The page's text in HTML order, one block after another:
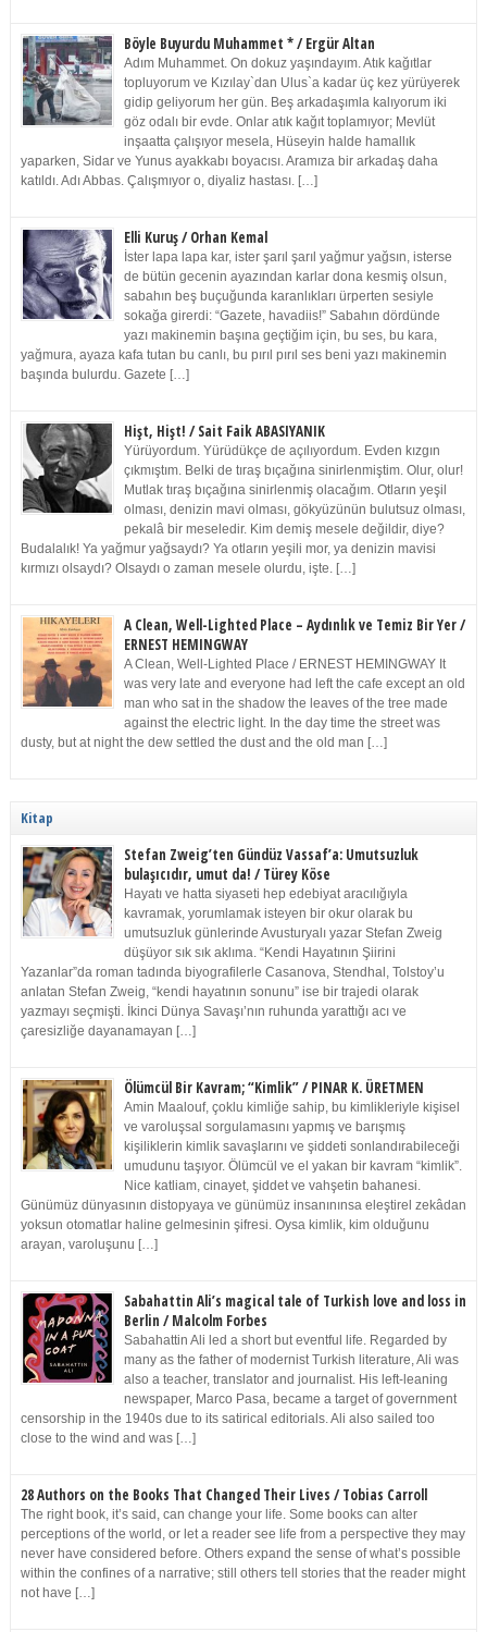
Böyle Buyurdu Muhammet * / Ergür Altan
Adım Muhammet. On dokuz yaşındayım. Atık kağıtlar
topluyorum ve Kızılay`dan Ulus`a kadar üç kez yürüyerek
gidip geliyorum her gün. Beş arkadaşımla kalıyorum iki
göz odalı bir evde. Onlar atık kağıt toplamıyor; Mevlüt
inşaatta çalışıyor mesela, Hüseyin halde hamallık
yaparken, Sidar ve Yunus ayakkabı boyacısı. Aramıza bir arkadaş daha
katıldı. Adı Abbas. Çalışmıyor o, diyaliz hastası. […]
Elli Kuruş / Orhan Kemal
İster lapa lapa kar, ister şarıl şarıl yağmur yağsın, isterse
de bütün gecenin ayazından karlar dona kesmiş olsun,
sabahın beş buçuğunda karanlıkları ürperten sesiyle
sokağa girerdi: “Gazete, havadiis!” Sabahın dördünde
yazı makinemin başına geçtiğim için, bu ses, bu kara,
yağmura, ayaza kafa tutan bu canlı, bu pırıl pırıl ses beni yazı makinemin
başında bulurdu. Gazete […]
Hişt, Hişt! / Sait Faik ABASIYANIK
Yürüyordum. Yürüdükçe de açılıyordum. Evden kızgın
çıkmıştım. Belki de tıraş bıçağına sinirlenmiştim. Olur, olur!
Mutlak tıraş bıçağına sinirlenmiş olacağım. Otların yeşil
olması, denizin mavi olması, gökyüzünün bulutsuz olması,
pekalâ bir meseledir. Kim demiş mesele değildir, diye?
Budalalık! Ya yağmur yağsaydı? Ya otların yeşili mor, ya denizin mavisi
kırmızı olsaydı? Olsaydı o zaman mesele olurdu, işte. […]
A Clean, Well-Lighted Place – Aydınlık ve Temiz Bir Yer /
ERNEST HEMINGWAY
A Clean, Well-Lighted Place / ERNEST HEMINGWAY It
was very late and everyone had left the cafe except an old
man who sat in the shadow the leaves of the tree made
against the electric light. In the day time the street was
dusty, but at night the dew settled the dust and the old man […]
Kitap
Stefan Zweig’ten Gündüz Vassaf’a: Umutsuzluk
bulaşıcıdır, umut da! / Türey Köse
Hayatı ve hatta siyaseti hep edebiyat aracılığıyla
kavramak, yorumlamak isteyen bir okur olarak bu
umutsuzluk günlerinde Avusturyalı yazar Stefan Zweig
düşüyor sık sık aklıma. “Kendi Hayatının Şiirini
Yazanlar”da roman tadında biyografilerle Casanova, Stendhal, Tolstoy’u
anlatan Stefan Zweig, “kendi hayatının sonunu” ise bir trajedi olarak
yazmayı seçmişti. İkinci Dünya Savaşı’nın ruhunda yarattığı acı ve
çaresizliğe dayanamayan […]
Ölümcül Bir Kavram; “Kimlik” / PINAR K. ÜRETMEN
Amin Maalouf, çoklu kimliğe sahip, bu kimlikleriyle kişisel
ve varoluşsal sorgulamasını yapmış ve barışmış
kişiliklerin kimlik savaşlarını ve şiddeti sonlandırabileceği
umudunu taşıyor. Ölümcül ve el yakan bir kavram “kimlik”.
Nice katliam, cinayet, şiddet ve vahşetin bahanesi.
Günümüz dünyasının distopyaya ve günümüz insanınınsa eleştirel zekâdan
yoksun otomatlar haline gelmesinin şifresi. Oysa kimlik, kim olduğunu
arayan, varoluşunu […]
Sabahattin Ali’s magical tale of Turkish love and loss in
Berlin / Malcolm Forbes
Sabahattin Ali led a short but eventful life. Regarded by
many as the father of modernist Turkish literature, Ali was
also a teacher, translator and journalist. His left-leaning
newspaper, Marco Pasa, became a target of government
censorship in the 1940s due to its satirical editorials. Ali also sailed too
close to the wind and was […]
28 Authors on the Books That Changed Their Lives / Tobias Carroll
The right book, it’s said, can change your life. Some books can alter
perceptions of the world, or let a reader see life from a perspective they may
never have considered before. Others expand the sense of what’s possible
within the confines of a narrative; still others tell stories that the reader might
not have […]